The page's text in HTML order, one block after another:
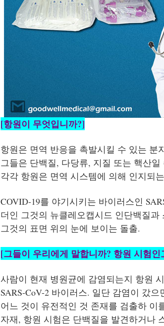
[항원이 무엇입니까?]
항원은 면역 반응을 촉발시킬 수 있는 분
그들은 단백질, 다당류, 지질 또는 핵산일
각각 항원은 면역 시스템에 의해 인지되
COVID-19를 야기시키는 바이러스인
더인 그것의 뉴클레오캡시드 인단백질과
그것의 표면 위의 눈에 보이는 돌출.
[그들이 우리에게 말합니까? 항원 시험
사람이 현재 병원균에 감염되는지 항원
SARS-CoV-2 바이러스. 일단 감염이 갔
어느 것이 유전적인 것 존재를 검출하 이
자재, 항원 시험은 단백질을 발견하거나